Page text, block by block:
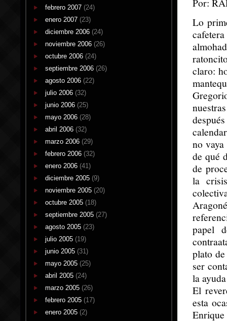
febrero 2007 (24)
enero 2007 (23)
diciembre 2006 (24)
noviembre 2006 (26)
octubre 2006 (24)
septiembre 2006 (26)
agosto 2006 (22)
julio 2006 (32)
junio 2006 (25)
mayo 2006 (28)
abril 2006 (32)
marzo 2006 (29)
febrero 2006 (32)
enero 2006 (41)
diciembre 2005 (9)
noviembre 2005 (20)
octubre 2005 (18)
septiembre 2005 (27)
agosto 2005 (23)
julio 2005 (19)
junio 2005 (31)
mayo 2005 (25)
abril 2005 (24)
marzo 2005 (26)
febrero 2005 (17)
enero 2005 (2)
Lo
claro:
no
de qué
de
la
papel
plato
ser
la
El
esta